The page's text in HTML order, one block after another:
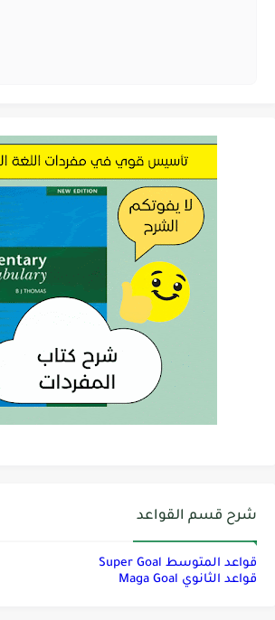
شرح قسم القواعد
قواعد المتوسط Super Goal
قواعد الثانوي Maga Goal